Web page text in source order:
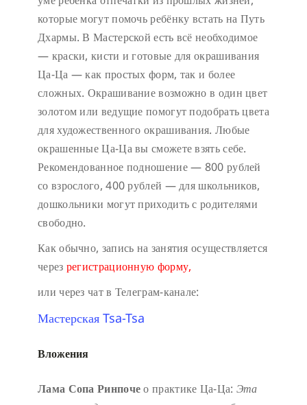
которые могут помочь ребёнку встать на Путь
Дхармы. В Мастерской есть всё необходимое
— краски, кисти и готовые для окрашивания
Ца-Ца — как простых форм, так и более
сложных. Окрашивание возможно в один цвет
золотом или ведущие помогут подобрать цвета
для художественного окрашивания. Любые
окрашенные Ца-Ца вы сможете взять себе.
Рекомендованное подношение — 800 рублей
со взрослого, 400 рублей — для школьников,
дошкольники могут приходить с родителями
свободно.
Как обычно, запись на занятия осуществляется
через регистрационную форму,
или через чат в Телеграм-канале:
Мастерская Tsa-Tsa
Вложения
Лама Сопа Ринпочео практике Ца-Ца: Эта